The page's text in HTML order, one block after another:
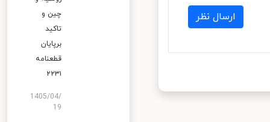
ارسال نظر
چین و
تاکید
برپایان
قطعنامه
۲۲۳۱
1405/04/
19